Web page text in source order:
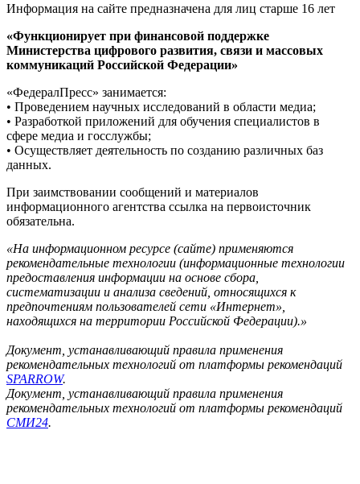
Информация на сайте предназначена для лиц старше 16 лет
«Функционирует при финансовой поддержке
Министерства цифрового развития, связи и массовых
коммуникаций Российской Федерации»
«ФедералПресс» занимается:
• Проведением научных исследований в области медиа;
• Разработкой приложений для обучения специалистов в
сфере медиа и госслужбы;
• Осуществляет деятельность по созданию различных баз
данных.
При заимствовании сообщений и материалов
информационного агентства ссылка на первоисточник
обязательна.
«На информационном ресурсе (сайте) применяются
рекомендательные технологии (информационные технологии
предоставления информации на основе сбора,
систематизации и анализа сведений, относящихся к
предпочтениям пользователей сети «Интернет»,
находящихся на территории Российской Федерации).»
Документ, устанавливающий правила применения
рекомендательных технологий от платформы рекомендаций
SPARROW.
Документ, устанавливающий правила применения
рекомендательных технологий от платформы рекомендаций
СМИ24.